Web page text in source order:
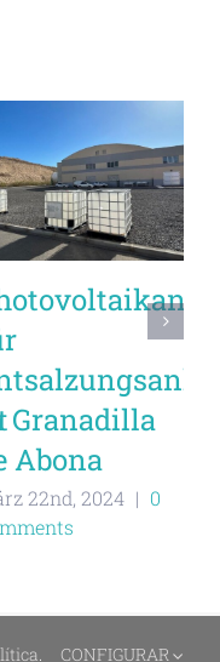
Granadilla
Abona
22nd, 2024 | 0
. CONFIGURAR